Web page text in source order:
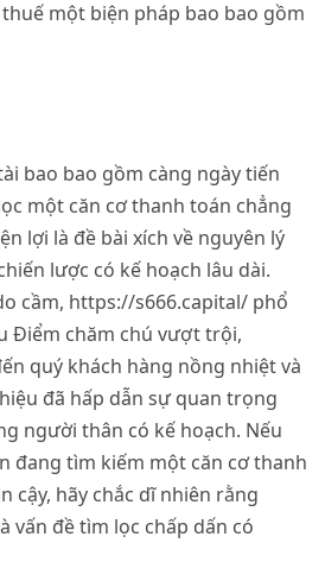
một biện pháp bao bao gồm
bao bao gồm càng ngày tiến
một căn cơ thanh toán chẳng
lợi là đề bài xích về nguyên lý
lược có kế hoạch lâu dài.
cầm, https://s666.capital/ phổ
Điểm chăm chú vượt trội,
quý khách hàng nồng nhiệt và
đã hấp dẫn sự quan trọng
người thân có kế hoạch. Nếu
đang tìm kiếm một căn cơ thanh
cậy, hãy chắc dĩ nhiên rằng
vấn đề tìm lọc chấp dấn có